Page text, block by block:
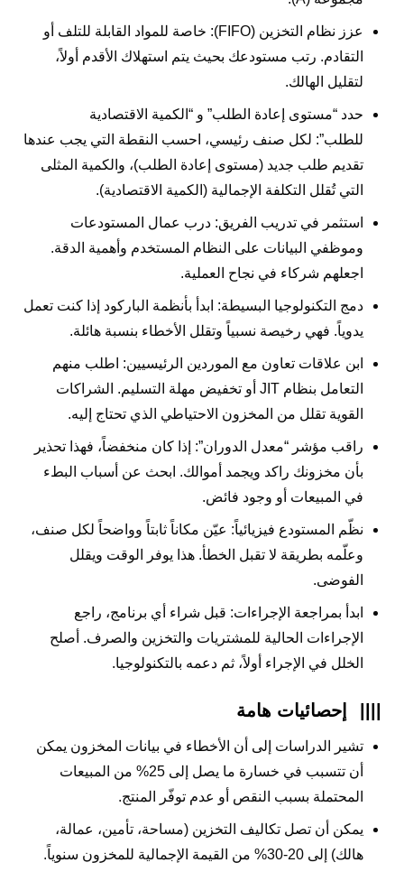
عزز نظام التخزين (FIFO): خاصة للمواد القابلة للتلف أو
التقادم. رتب مستودعك بحيث يتم استهلاك الأقدم أولاً،
لتقليل الهالك.
حدد “مستوى إعادة الطلب” و “الكمية الاقتصادية
للطلب”: لكل صنف رئيسي، احسب النقطة التي يجب عندها
تقديم طلب جديد (مستوى إعادة الطلب)، والكمية المثلى
التي تُقلل التكلفة الإجمالية (الكمية الاقتصادية).
استثمر في تدريب الفريق: درب عمال المستودعات
وموظفي البيانات على النظام المستخدم وأهمية الدقة.
اجعلهم شركاء في نجاح العملية.
دمج التكنولوجيا البسيطة: ابدأ بأنظمة الباركود إذا كنت تعمل
يدوياً. فهي رخيصة نسبياً وتقلل الأخطاء بنسبة هائلة.
ابن علاقات تعاون مع الموردين الرئيسيين: اطلب منهم
التعامل بنظام JIT أو تخفيض مهلة التسليم. الشراكات
القوية تقلل من المخزون الاحتياطي الذي تحتاج إليه.
راقب مؤشر “معدل الدوران”: إذا كان منخفضاً، فهذا تحذير
بأن مخزونك راكد ويجمد أموالك. ابحث عن أسباب البطء
في المبيعات أو وجود فائض.
نظّم المستودع فيزيائياً: عيّن مكاناً ثابتاً وواضحاً لكل صنف،
وعلّمه بطريقة لا تقبل الخطأ. هذا يوفر الوقت ويقلل
الفوضى.
ابدأ بمراجعة الإجراءات: قبل شراء أي برنامج، راجع
الإجراءات الحالية للمشتريات والتخزين والصرف. أصلح
الخلل في الإجراء أولاً، ثم دعمه بالتكنولوجيا.
إحصائيات هامة
تشير الدراسات إلى أن الأخطاء في بيانات المخزون يمكن
أن تتسبب في خسارة ما يصل إلى 25% من المبيعات
المحتملة بسبب النقص أو عدم توفّر المنتج.
يمكن أن تصل تكاليف التخزين (مساحة، تأمين، عمالة،
هالك) إلى 20-30% من القيمة الإجمالية للمخزون سنوياً.